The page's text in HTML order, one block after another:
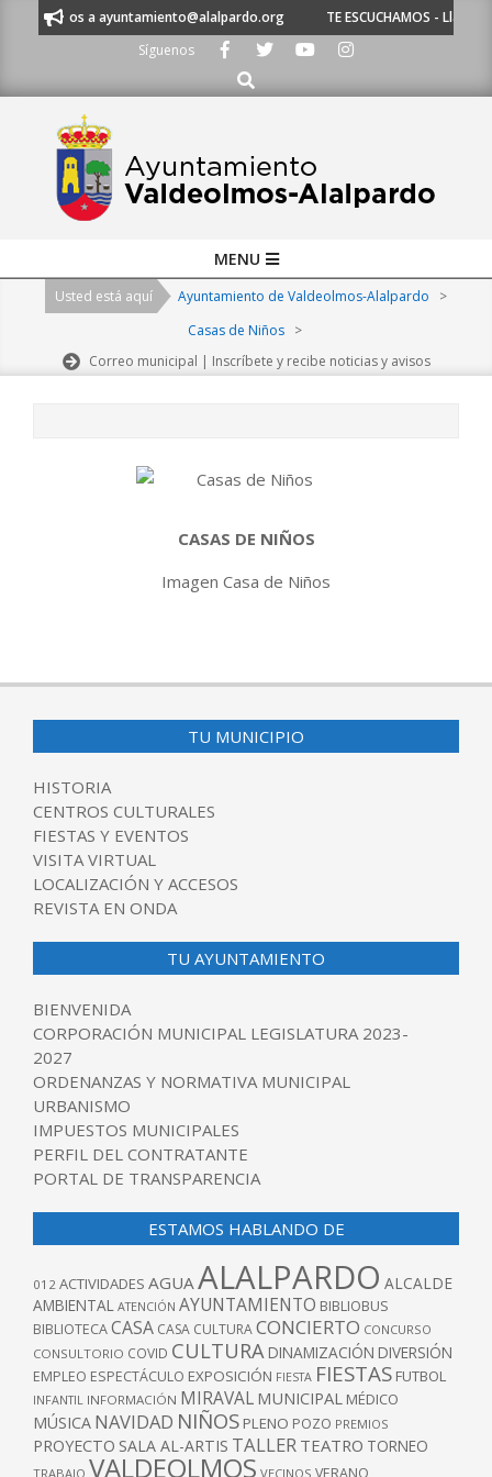
o escríbenos a ayuntamiento@alalpardo.org
TE ESCUCHAMOS -
Síguenos
Buscar
Navigation
MENU
Usted está aquí Ayuntamiento de Valdeolmos-Alalpardo
>
Casas de Niños
>
Correo municipal | Inscríbete y recibe noticias y avisos
CASAS DE NIÑOS
Imagen Casa de Niños
03-
TU MUNICIPIO
HISTORIA
CENTROS CULTURALES
FIESTAS Y EVENTOS
VISITA VIRTUAL
LOCALIZACIÓN Y ACCESOS
REVISTA EN ONDA
TU AYUNTAMIENTO
BIENVENIDA
CORPORACIÓN MUNICIPAL LEGISLATURA 2023-
2027
ORDENANZAS Y NORMATIVA MUNICIPAL
URBANISMO
IMPUESTOS MUNICIPALES
PERFIL DEL CONTRATANTE
PORTAL DE TRANSPARENCIA
ESTAMOS HABLANDO DE
012 ACTIVIDADES AGUAALALPARDO ALCALDE
AMBIENTAL ATENCIÓN AYUNTAMIENTO BIBLIOBUS
BIBLIOTECACASA CASA CULTURACONCIERTO CONCURSO
CONSULTORIO COVID CULTURA DINAMIZACIÓN DIVERSIÓN
EMPLEO ESPECTÁCULO EXPOSICIÓN FIESTA FIESTAS FUTBOL
INFANTIL INFORMACIÓN MIRAVAL MUNICIPAL MÉDICO
MÚSICA NAVIDAD NIÑOS PLENO POZO PREMIOS
PROYECTO SALA AL-ARTIS TALLER TEATRO TORNEO
TRABAJO VALDEOLMOS VECINOS VERANO